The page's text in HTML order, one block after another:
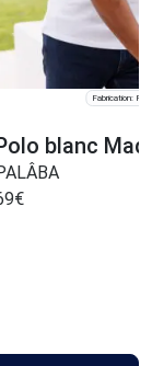
Fabrication:
blanc
€